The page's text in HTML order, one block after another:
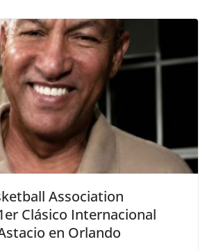
Association
Clásico Internacional
en Orlando